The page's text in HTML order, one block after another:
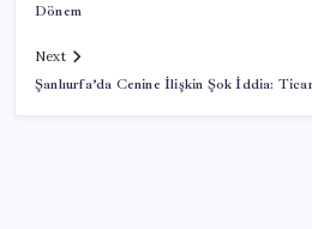
Dönem
Next
Şanlıurfa’da Cenine İlişkin Şok İddia: